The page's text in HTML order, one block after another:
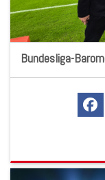
Bundesliga-